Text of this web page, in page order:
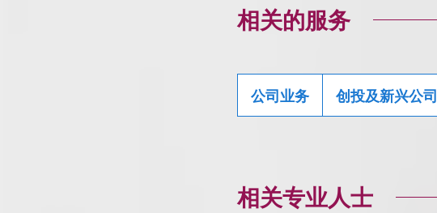
相关的服务
公司业务 创投及新兴公司
相关专业人士